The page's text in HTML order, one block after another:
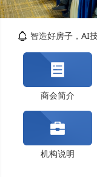
筑牢合规防线 |
精准解读提质效
智造好房子，AI
关于交纳2026年
转发佛山市自然
佛山市顺德区
关于交纳2024
商会简介
机构说明